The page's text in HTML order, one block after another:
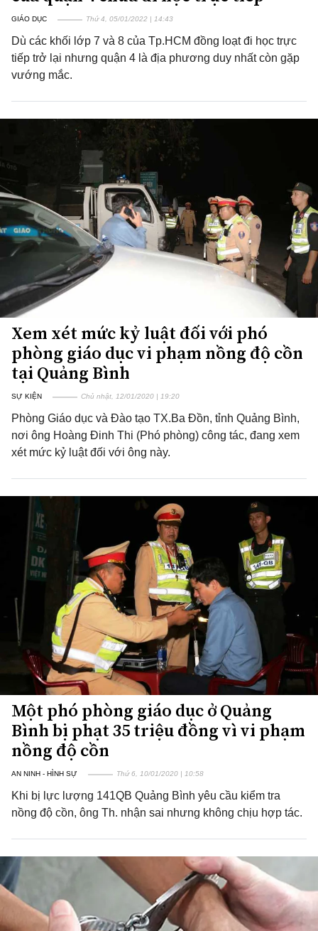
GIÁO DỤC Thứ 4, 05/01/2022 | 14:43
Dù các khối lớp 7 và 8 của Tp.HCM đồng loạt đi học trực
tiếp trở lại nhưng quận 4 là địa phương duy nhất còn gặp
vướng mắc.
Xem xét mức kỷ luật đối với phó
phòng giáo dục vi phạm nồng độ cồn
tại Quảng Bình
SỰ KIỆN Chủ nhật, 12/01/2020 | 19:20
Phòng Giáo dục và Đào tạo TX.Ba Đồn, tỉnh Quảng Bình,
nơi ông Hoàng Đinh Thi (Phó phòng) công tác, đang xem
xét mức kỷ luật đối với ông này.
Một phó phòng giáo dục ở Quảng
Bình bị phạt 35 triệu đồng vì vi phạm
nồng độ cồn
AN NINH - HÌNH SỰ Thứ 6, 10/01/2020 | 10:58
Khi bị lực lượng 141QB Quảng Bình yêu cầu kiểm tra
nồng độ cồn, ông Th. nhận sai nhưng không chịu hợp tác.